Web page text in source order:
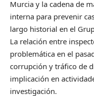
Murcia y la cadena de
interna para prevenir
largo historial en el
La relación entre
problemática en el
corrupción y tráfico de
implicación en
investigación.